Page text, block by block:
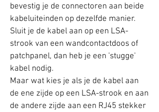
bevestig je de connectoren aan beide
kabeluiteinden op dezelfde manier.
Sluit je de kabel aan op een LSA-
strook van een wandcontactdoos of
patchpanel, dan heb je een 'stugge'
kabel nodig.
Maar wat kies je als je de kabel aan
de ene zijde op een LSA-strook en aan
de andere zijde aan een RJ45 stekker